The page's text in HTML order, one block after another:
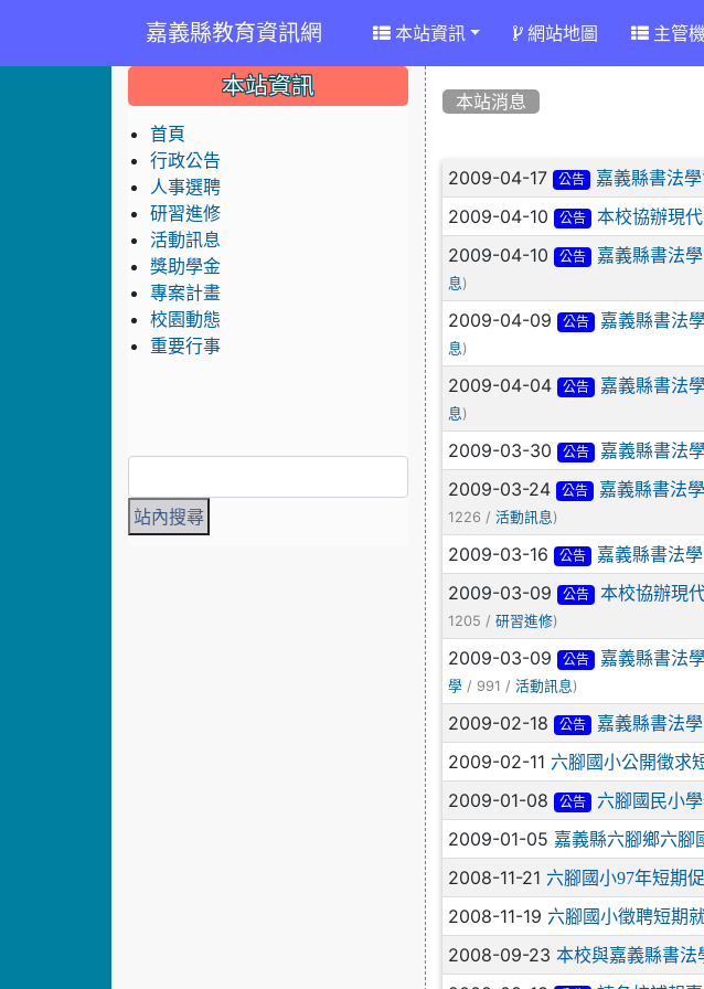
嘉義縣教育資訊網 本站資訊 網站地圖 主管
本站消息
文章列表
2009-04-17 公告 嘉義縣書法
2009-04-10 公告 本校協辦現
2009-04-10 公告 嘉義縣書法
息 )
2009-04-09 公告 嘉義縣書法
息 )
2009-04-04 公告 嘉義縣書法
息 )
2009-03-30 公告 嘉義縣書法
2009-03-24 公告 嘉義縣書法
1226 /活動訊息 )
2009-03-16 公告 嘉義縣書法
2009-03-09 公告 本校協辦現
1205 /研習進修)
2009-03-09 公告 嘉義縣書法
學 / 991 /活動訊息 )
2009-02-18 公告 嘉義縣書法
2009-02-11 六腳國小公開徵求
2009-01-08 公告 六腳國民小
2009-01-05 嘉義縣六腳鄉六腳
2008-11-21 六腳國小97年短期
2008-11-19 六腳國小徵聘短期
2008-09-23本校與嘉義縣書法
::: 本站資訊
首頁
行政公告
人事選聘
研習進修
活動訊息
獎助學金
專案計畫
校園動態
重要行事